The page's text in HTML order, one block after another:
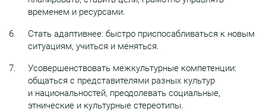
временем и ресурсами.
Стать адаптивнее: быстро приспосабливаться к новым
ситуациям, учиться и меняться.
Усовершенствовать межкультурные компетенции:
общаться с представителями разных культур
и национальностей, преодолевать социальные,
этнические и культурные стереотипы.